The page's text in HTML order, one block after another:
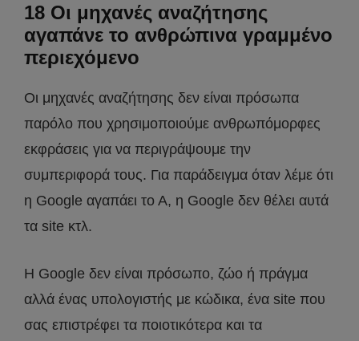
18 Οι μηχανές αναζήτησης
αγαπάνε το ανθρώπινα γραμμένο
περιεχόμενο
Οι μηχανές αναζήτησης δεν είναι πρόσωπα
παρόλο που χρησιμοποιούμε ανθρωπόμορφες
εκφράσεις για να περιγράψουμε την
συμπεριφορά τους. Για παράδειγμα όταν λέμε ότι
η Google αγαπάει το Α, η Google δεν θέλει αυτά
τα site κτλ.
H Google δεν είναι πρόσωπο, ζώο ή πράγμα
αλλά ένας υπολογιστής με κώδικα, ένα site που
σας επιστρέφει τα ποιοτικότερα και τα